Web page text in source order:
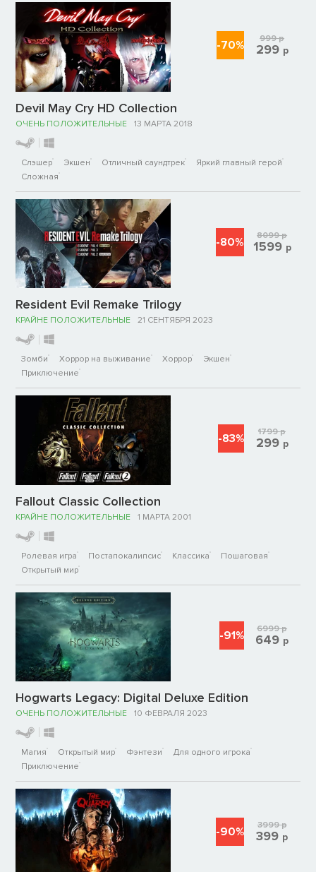
Devil May Cry HD Collection
ОЧЕНЬ ПОЛОЖИТЕЛЬНЫЕ 13 МАРТА 2018
Слэшер Экшен Отличный саундтрек
Яркий главный герой
Сложная
-70% 999р
299 р
Resident Evil Remake Trilogy
КРАЙНЕ ПОЛОЖИТЕЛЬНЫЕ 21 СЕНТЯБРЯ 2023
Зомби Хоррор на выживание Хоррор
Экшен
Приключение
-80% 8099р
1599 р
Fallout Classic Collection
КРАЙНЕ ПОЛОЖИТЕЛЬНЫЕ 1 МАРТА 2001
Ролевая игра Постапокалипсис Классика
Пошаговая
Открытый мир
-83% 1799р
299 р
Hogwarts Legacy: Digital Deluxe Edition
ОЧЕНЬ ПОЛОЖИТЕЛЬНЫЕ 10 ФЕВРАЛЯ 2023
Магия Открытый мир Фэнтези
Для одного игрока
Приключение
-91% 6999р
649 р
-90% 3999р
399 р